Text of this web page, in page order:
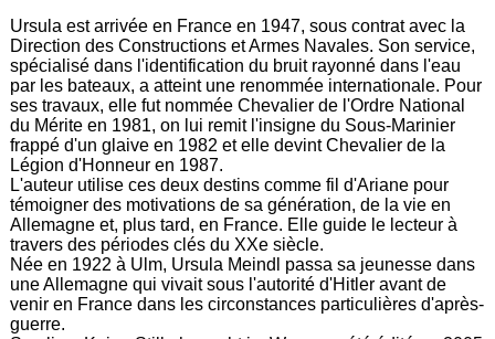
Ursula est arrivée en France en 1947, sous contrat avec la
Direction des Constructions et Armes Navales. Son service,
spécialisé dans l'identification du bruit rayonné dans l'eau
par les bateaux, a atteint une renommée internationale. Pour
ses travaux, elle fut nommée Chevalier de l'Ordre National
du Mérite en 1981, on lui remit l'insigne du Sous-Marinier
frappé d'un glaive en 1982 et elle devint Chevalier de la
Légion d'Honneur en 1987.
L'auteur utilise ces deux destins comme fil d'Ariane pour
témoigner des motivations de sa génération, de la vie en
Allemagne et, plus tard, en France. Elle guide le lecteur à
travers des périodes clés du XXe siècle.
Née en 1922 à Ulm, Ursula Meindl passa sa jeunesse dans
une Allemagne qui vivait sous l'autorité d'Hitler avant de
venir en France dans les circonstances particulières d'après-
guerre.